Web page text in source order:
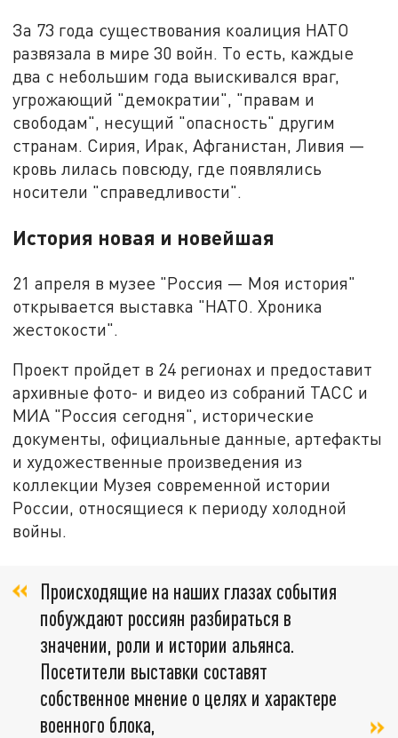
За 73 года существования коалиция НАТО
развязала в мире 30 войн. То есть, каждые
два с небольшим года выискивался враг,
угрожающий "демократии", "правам и
свободам", несущий "опасность" другим
странам. Сирия, Ирак, Афганистан, Ливия —
кровь лилась повсюду, где появлялись
носители "справедливости".
История новая и новейшая
21 апреля в музее "Россия — Моя история"
открывается выставка "НАТО. Хроника
жестокости".
Проект пройдет в 24 регионах и предоставит
архивные фото- и видео из собраний ТАСС и
МИА "Россия сегодня", исторические
документы, официальные данные, артефакты
и художественные произведения из
коллекции Музея современной истории
России, относящиеся к периоду холодной
войны.
Происходящие на наших глазах события
побуждают россиян разбираться в
значении, роли и истории альянса.
Посетители выставки составят
собственное мнение о целях и характере
военного блока,